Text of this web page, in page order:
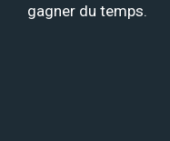
gagner du temps.